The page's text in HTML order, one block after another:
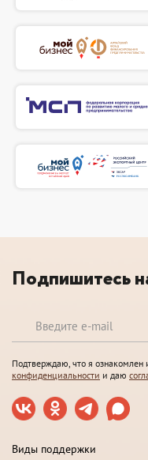
Подпишитесь
Подтверждаю, что я ознакомлен
конфиденциальности и даю
Виды поддержки